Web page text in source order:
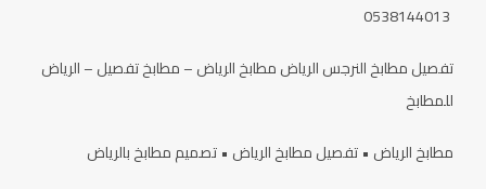
تفصيل مطابخ النرجس الرياض مطابخ الرياض – مطابخ تفصيل – الرياض
للمطابخ
مطابخ الرياض • تفصيل مطابخ الرياض • تصميم مطابخ بالرياض